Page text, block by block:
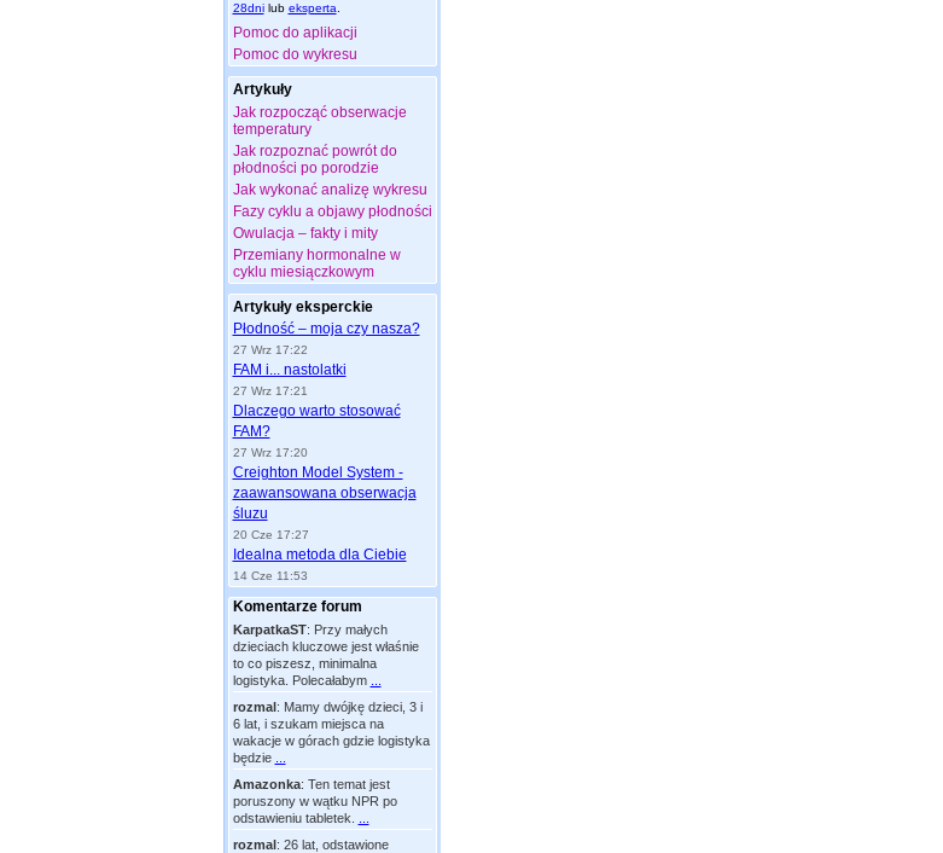
28dnilub eksperta
Pomoc do aplikacji
Pomoc do wykresu
Artykuły
Jak rozpocząć obserwacje
temperatury
Jak rozpoznać powrót do
płodności po porodzie
Jak wykonać analizę wykresu
Fazy cyklu a objawy płodności
Owulacja – fakty i mity
Przemiany hormonalne w
cyklu miesiączkowym
Artykuły eksperckie
Płodność – moja czy nasza?
27 Wrz 17:22
FAM i... nastolatki
27 Wrz 17:21
Dlaczego warto stosować
FAM?
27 Wrz 17:20
Creighton Model System -
zaawansowana obserwacja
śluzu
20 Cze 17:27
Idealna metoda dla Ciebie
14 Cze 11:53
Komentarze forum
KarpatkaST: Przy małych
dzieciach kluczowe jest właśnie
to co piszesz, minimalna
logistyka. Polecałabym
rozmal: Mamy dwójkę dzieci, 3 i
6 lat, i szukam miejsca na
wakacje w górach gdzie logistyka
będzie
Amazonka: Ten temat jest
poruszony w wątku NPR po
odstawieniu tabletek.
rozmal: 26 lat, odstawione